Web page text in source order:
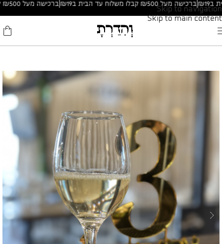
Skip to navigation
Skip to main content
ברכישה מעל ₪500 קבלו משלוח עד הבית ב₪19| ברכישה מעל ₪500 קבלו משלוח עד הבית ב₪19|